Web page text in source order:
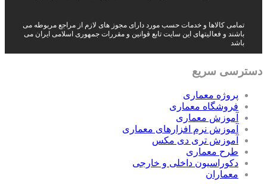
تمامی کالاها و خدمات حسب مورد دارای مجوز های لازم از مراجع مربوطه می
باشند و فعالیتهای این سایت تابع قوانین و مقررات جمهوری اسلامی ایران می
باشد
دسترسی سریع
پروژه معماری
فروشگاه معماری
آموزش معماری
آموزش نرم افزارهای معماری
آموزش تری دی مکس
طرح معماری
دکوراسیون داخلی و خارجی
معماران